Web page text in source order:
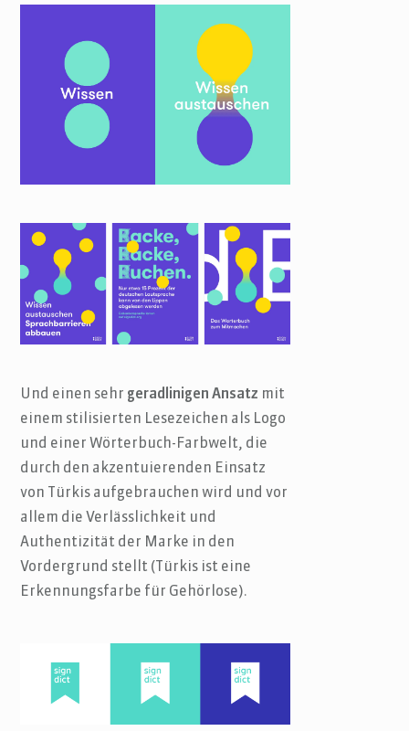
Und einen sehr geradlinigen Ansatz mit
einem stilisierten Lesezeichen als Logo
und einer Wörterbuch-Farbwelt, die
durch den akzentuierenden Einsatz
von Türkis aufgebrauchen wird und vor
allem die Verlässlichkeit und
Authentizität der Marke in den
Vordergrund stellt (Türkis ist eine
Erkennungsfarbe für Gehörlose).